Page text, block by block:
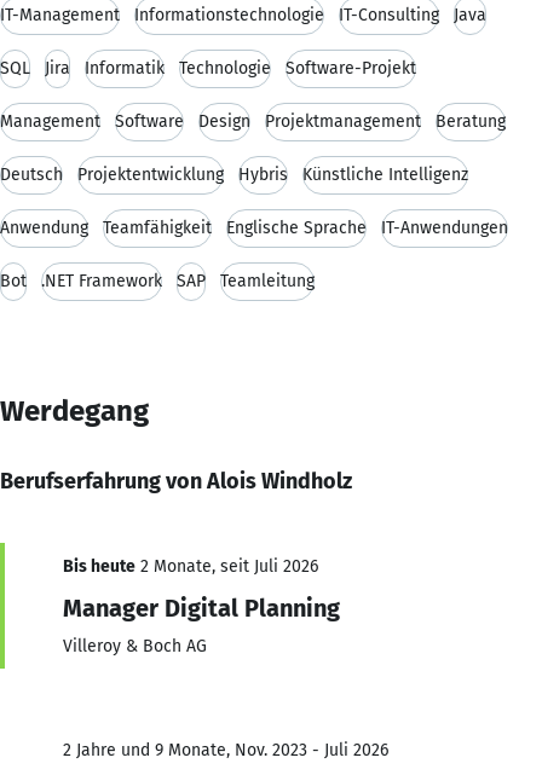
IT-Management Informationstechnologie IT-Consulting Java
SQL Jira Informatik Technologie Software-Projekt
Management Software Design Projektmanagement Beratung
Deutsch Projektentwicklung Hybris Künstliche Intelligenz
Anwendung Teamfähigkeit Englische Sprache IT-Anwendungen
Bot .NET Framework SAP Teamleitung
Werdegang
Berufserfahrung von Alois Windholz
Bis heute 2 Monate, seit Juli 2026
Manager Digital Planning
Villeroy & Boch AG
2 Jahre und 9 Monate, Nov. 2023 - Juli 2026